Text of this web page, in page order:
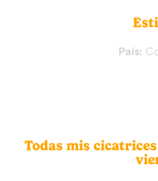
País:
Todas mis